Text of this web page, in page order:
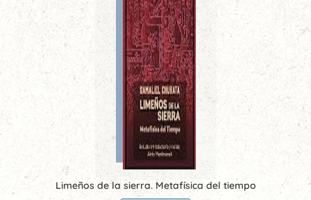
Limeños de la sierra. Metafísica del tiempo